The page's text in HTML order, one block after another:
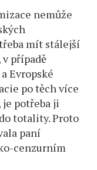
nemůže
mít stálejší
v případě
Evropské
po těch více
potřeba ji
totality. Proto
paní
cenzurním